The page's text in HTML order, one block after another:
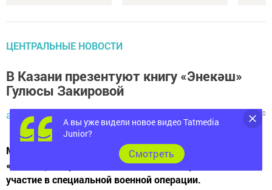
ЦЕНТРАЛЬНЫЕ НОВОСТИ
В Казани презентуют книгу «Энекәш»
Гулюсы Закировой
admin, 17 марта 2025 - 14:40 0 0
Младший брат автора — Ильнур Закиров (позывной
«Физик») с первых дней мобилизации принимал
участие в специальной военной операции.
А вы уже видели новое видео Tatmedia
Junior?
Cмотреть